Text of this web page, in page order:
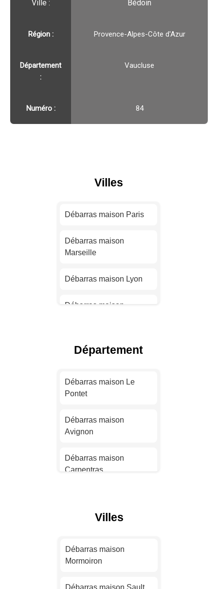
Ville :️ Bédoin
Région :️ Provence-Alpes-Côte d'Azur
Département
:
Vaucluse
Numéro : 84
Villes
Débarras maison Paris
Débarras maison
Marseille
Débarras maison Lyon
Débarras maison
Débarras maison Nice
Débarras maison
Débarras maison
Débarras maison
Rennes
Département
Débarras maison Le
Pontet
Débarras maison
Avignon
Débarras maison
Carpentras
Débarras maison
Débarras maison Le
Villes
Débarras maison
Mormoiron
Débarras maison Sault